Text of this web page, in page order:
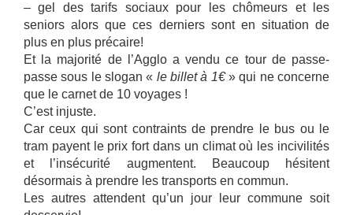
– gel des tarifs sociaux pour les chômeurs et les
seniors alors que ces derniers sont en situation de
plus en plus précaire!
Et la majorité de l’Agglo a vendu ce tour de passe-
passe sous le slogan « le billet à 1€» qui ne concerne
que le carnet de 10 voyages !
C’est injuste.
Car ceux qui sont contraints de prendre le bus ou le
tram payent le prix fort dans un climat où les incivilités
et l’insécurité augmentent. Beaucoup hésitent
désormais à prendre les transports en commun.
Les autres attendent qu’un jour leur commune soit